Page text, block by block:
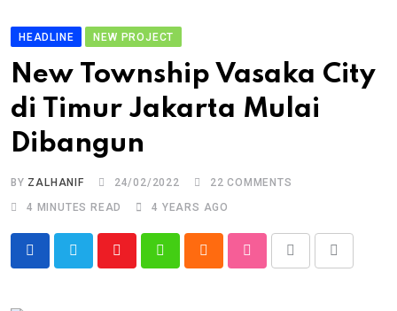
HEADLINE NEW PROJECT
New Township Vasaka City
di Timur Jakarta Mulai
Dibangun
BY ZALHANIF 24/02/2022 22 COMMENTS
4 MINUTES READ
4 YEARS AGO
YoutubeWhatsappCloud StumbleUpon
Print
Share